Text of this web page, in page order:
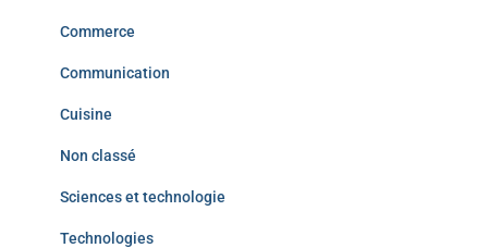
Commerce
Communication
Cuisine
Non classé
Sciences et technologie
Technologies